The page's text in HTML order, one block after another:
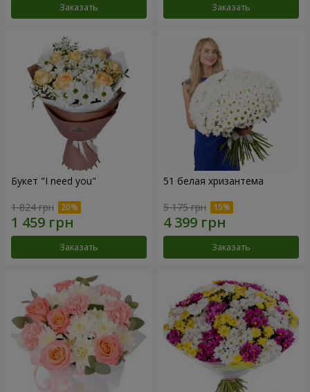
Заказать Заказать
Букет "I need you"
1 824 грн
Заказать
51 белая хризантема
5 175 грн
Заказать